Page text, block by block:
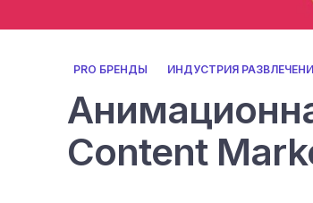
PRO БРЕНДЫ ИНДУСТРИЯ
Content